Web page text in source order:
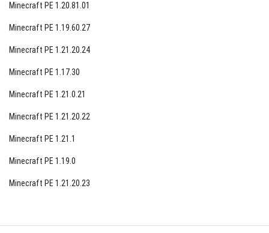
Minecraft PE 1.20.81.01
Minecraft PE 1.19.60.27
Minecraft PE 1.21.20.24
Minecraft PE 1.17.30
Minecraft PE 1.21.0.21
Minecraft PE 1.21.20.22
Minecraft PE 1.21.1
Minecraft PE 1.19.0
Minecraft PE 1.21.20.23